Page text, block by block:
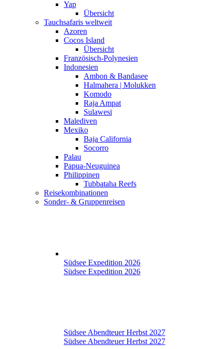
Yap
Übersicht
Tauchsafaris weltweit
Azoren
Cocos Island
Übersicht
Französisch-Polynesien
Indonesien
Ambon & Bandasee
Halmahera | Molukken
Komodo
Raja Ampat
Sulawesi
Malediven
Mexiko
Baja California
Socorro
Palau
Papua-Neuguinea
Philippinen
Tubbataha Reefs
Reisekombinationen
Sonder- & Gruppenreisen
Südsee Expedition 2026
Südsee Expedition 2026
Südsee Abendteuer Herbst 2027
Südsee Abendteuer Herbst 2027